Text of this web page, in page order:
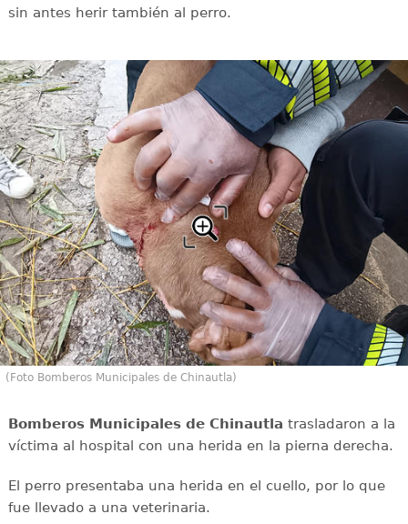
sin antes herir también al perro.
(Foto Bomberos Municipales de Chinautla)
Bomberos Municipales de Chinautla trasladaron a la
víctima al hospital con una herida en la pierna derecha.
El perro presentaba una herida en el cuello, por lo que
fue llevado a una veterinaria.